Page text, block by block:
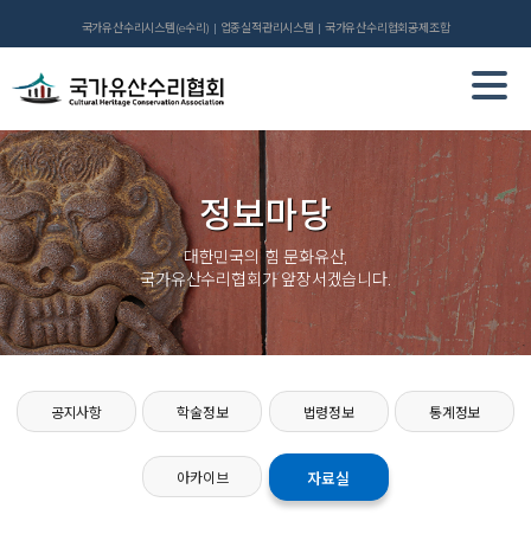
국가유산수리시스템(e수리) 업종실적관리시스템 국가유산수리협회공제조합
정보마당
대한민국의 힘 문화유산,
국가유산수리협회가 앞장서겠습니다.
공지사항 학술정보 법령정보 통계정보
아카이브 자료실